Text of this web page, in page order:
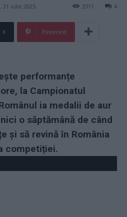
31 iulie 2025 4
3311
X Pinterest
performanțe
la Campionatul
ia medalii de aur
o săptămână de când
și să revină în România
competiției.